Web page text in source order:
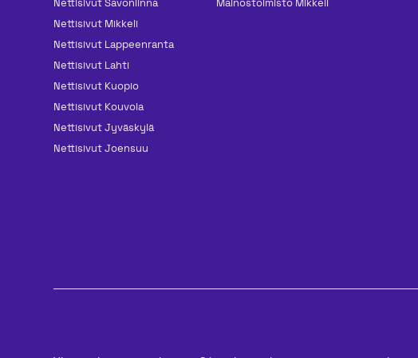
Nettisivut Savonlinna
Nettisivut Mikkeli
Nettisivut Lappeenranta
Nettisivut Lahti
Nettisivut Kuopio
Nettisivut Kouvola
Nettisivut Jyväskylä
Nettisivut Joensuu
Mainos­toimisto Mikkeli